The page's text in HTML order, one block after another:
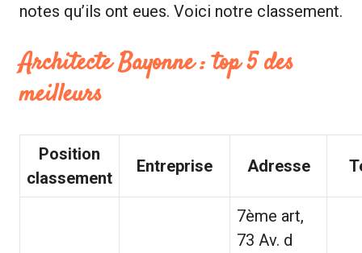
notes qu’ils ont eues. Voici notre classement.
Architecte Bayonne : top 5 des
meilleurs
Position
classement
Entreprise Adresse
7ème art,
73 Av. d